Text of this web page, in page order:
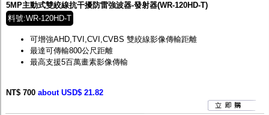
5MP主動式雙絞線抗干擾防雷強波器-發射器(WR-120HD-T)
料號:WR-120HD-T
可增強AHD,TVI,CVI,CVBS 雙絞線影像傳輸距離
最達可傳輸800公尺 距離
最高支援5百萬畫素影像傳輸
NT$ 700 about USD$ 21.82